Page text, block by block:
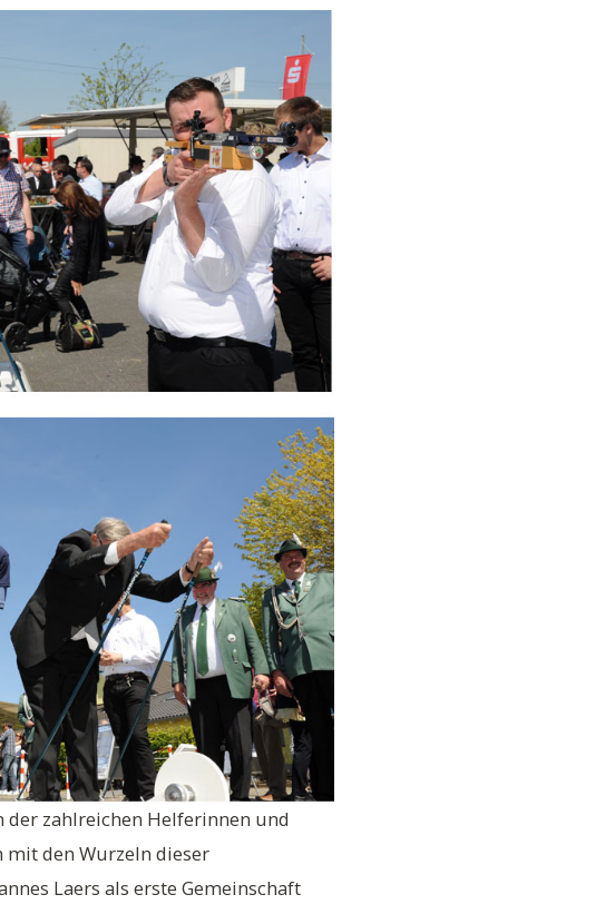
der zahlreichen Helferinnen und
mit den Wurzeln dieser
Laers als erste Gemeinschaft